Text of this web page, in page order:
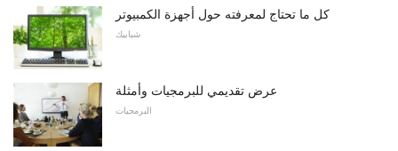
كل ما تحتاج لمعرفته حول أجهزة الكمبيوتر
شبابيك
عرض تقديمي للبرمجيات وأمثلة
البرمجيات